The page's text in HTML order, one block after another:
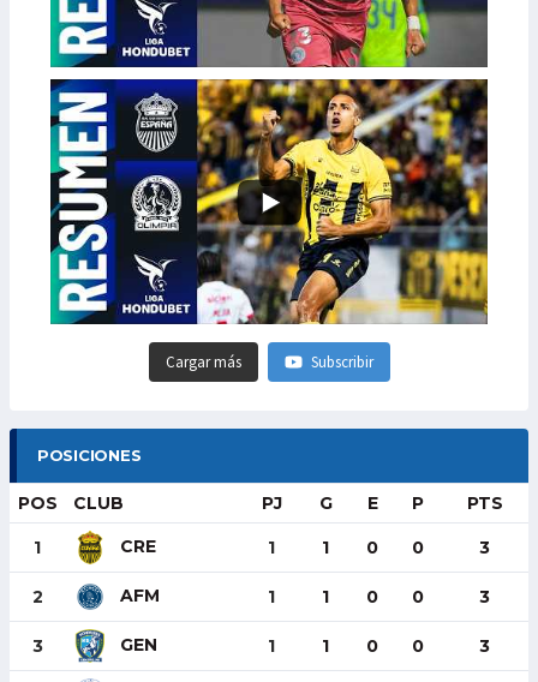
Cargar más Subscribir
POSICIONES
POS CLUB PJ G E P PTS
1 CRE 1 1 0 0 3
2 AFM 1 1 0 0 3
3 GEN 1 1 0 0 3